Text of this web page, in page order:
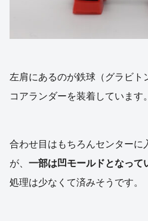
左肩にあるのが鉄球（グラビト
コアランダーを装着しています。
合わせ目はもちろんセンターに
が、 一部は凹モールドとなって
処理は少なくて済みそうです。